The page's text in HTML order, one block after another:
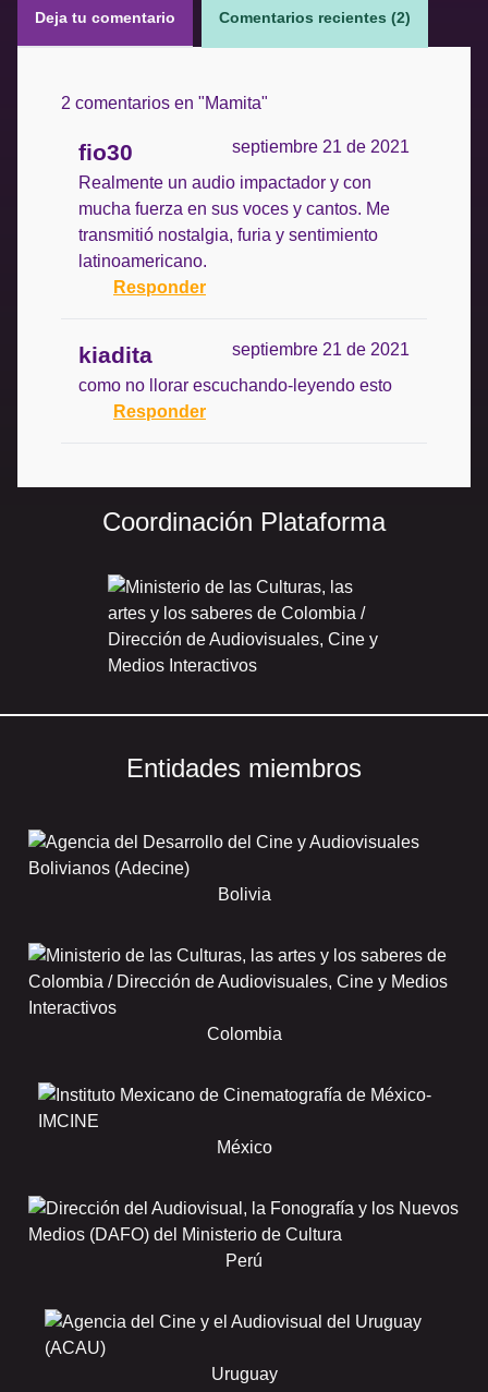
Deja tu comentario Comentarios recientes (2)
2 comentarios en "Mamita"
fio30
septiembre 21 de 2021
Realmente un audio impactador y con
mucha fuerza en sus voces y cantos. Me
transmitió nostalgia, furia y sentimiento
latinoamericano.
Responder
kiadita
septiembre 21 de 2021
como no llorar escuchando-leyendo esto
Responder
Coordinación Plataforma
Entidades miembros
Bolivia
Colombia
México
Perú
Uruguay